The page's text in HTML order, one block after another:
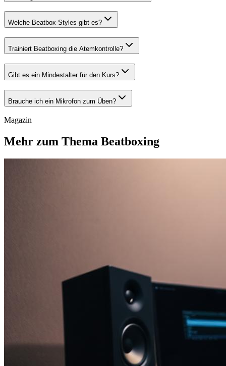
Welche Beatbox-Styles gibt es?
Trainiert Beatboxing die Atemkontrolle?
Gibt es ein Mindestalter für den Kurs?
Brauche ich ein Mikrofon zum Üben?
Magazin
Mehr zum Thema Beatboxing